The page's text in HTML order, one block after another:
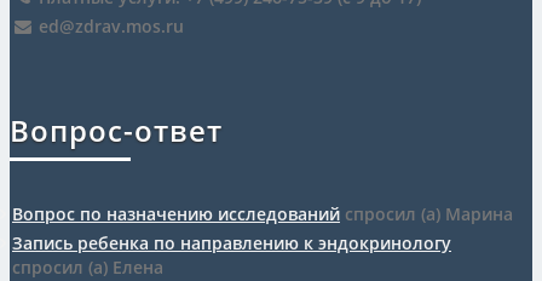
ed@zdrav.mos.ru
Вопрос-ответ
Вопрос по назначению исследований спросил (а) Марина
Запись ребенка по направлению к эндокринологу
спросил (а) Елена